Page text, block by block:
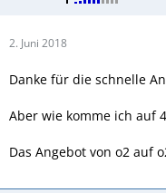
2. Juni 2018
Danke für die schnelle
Aber wie komme ich auf
Das Angebot von o2 auf